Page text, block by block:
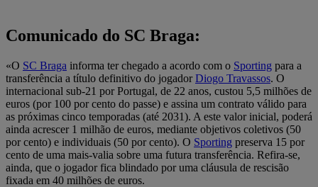
Comunicado do SC Braga:
«O SC Braga informa ter chegado a acordo com o Sporting para a
transferência a título definitivo do jogadorDiogo Travassos. O
internacional sub-21 por Portugal, de 22 anos, custou 5,5 milhões de
euros (por 100 por cento do passe) e assina um contrato válido para
as próximas cinco temporadas (até 2031). A este valor inicial, poderá
ainda acrescer 1 milhão de euros, mediante objetivos coletivos (50
por cento) e individuais (50 por cento). O Sporting preserva 15 por
cento de uma mais-valia sobre uma futura transferência. Refira-se,
ainda, que o jogador fica blindado por uma cláusula de rescisão
fixada em 40 milhões de euros.